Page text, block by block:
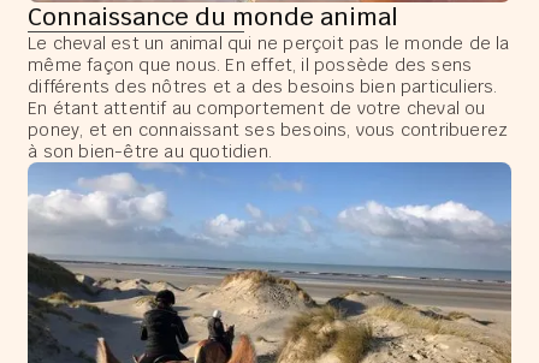
Connaissance du monde animal
Le cheval est un animal qui ne perçoit pas le monde de la
même façon que nous. En effet, il possède des sens
différents des nôtres et a des besoins bien particuliers.
En étant attentif au comportement de votre cheval ou
poney, et en connaissant ses besoins, vous contribuerez
à son bien-être au quotidien.